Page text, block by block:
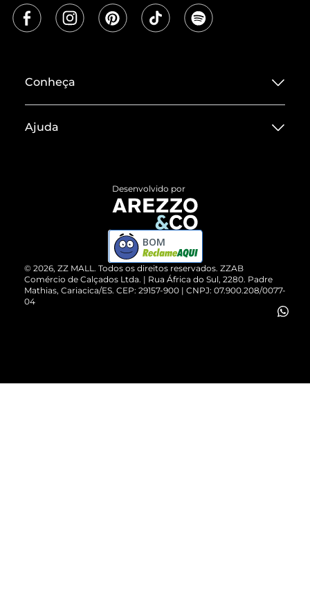
Conheça
Termos de Uso
ZZ MALL é confiável
Cartão Presente
Vendas Corporativas
Ajuda
Devolução do Produto
Compre pelo WhatsApp
© 2026, ZZ MALL. Todos os direitos reservados. ZZAB
Comércio de Calçados Ltda. | Rua África do Sul, 2280. Padre
Mathias, Cariacica/ES. CEP: 29157-900 | CNPJ: 07.900.208/0077-
04
Desenvolvido por
BOM